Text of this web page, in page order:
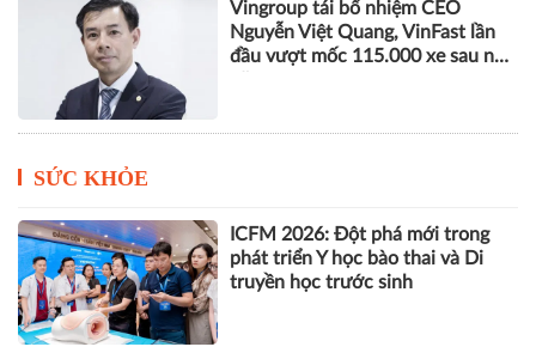
Vingroup tái bổ nhiệm CEO
Nguyễn Việt Quang, VinFast lần
đầu vượt mốc 115.000 xe sau nửa
SỨC KHỎE
ICFM 2026: Đột phá mới trong
phát triển Y học bào thai và Di
truyền học trước sinh